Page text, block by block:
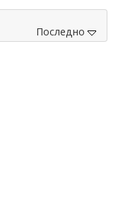
Последно